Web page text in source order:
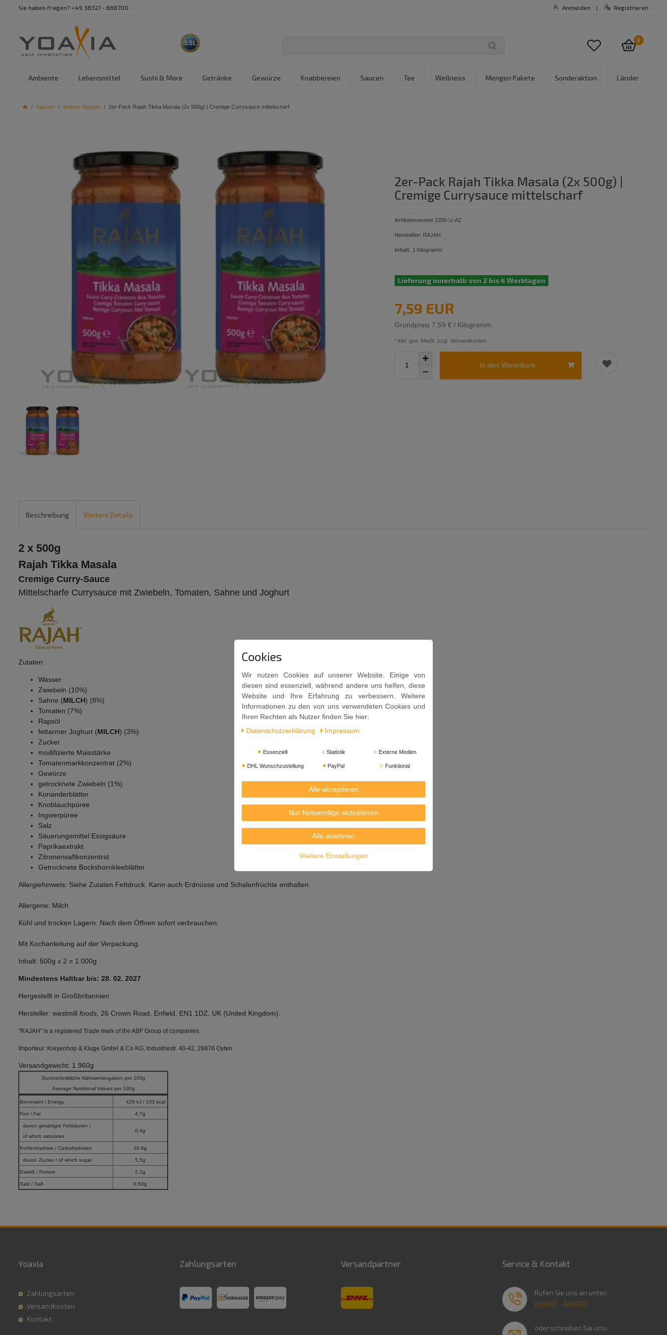
Sie haben Fragen? +49 38321 - 688700 Anmelden | Registrieren
0
Ambiente Lebensmittel Sushi & More Getränke Gewürze Knabbereien Saucen Tee Wellness Mengen Pakete Sonderaktion Länder
Saucen weitere Saucen 2er-Pack Rajah Tikka Masala (2x 500g) | Cremige Currysauce mittelscharf
2er-Pack Rajah Tikka Masala (2x 500g) |
Cremige Currysauce mittelscharf
Artikelnummer 2205-U-A2
Hersteller: RAJAH
Inhalt: 1 Kilogramm
Lieferung innerhalb von 2 bis 4 Werktagen
7,59 EUR
Grundpreis 7,59 € / Kilogramm
* inkl. ges. MwSt. zzgl. Versandkosten
In den Warenkorb
Beschreibung Weitere Details
2 x 500g
Rajah Tikka Masala
Cremige Curry-Sauce
Mittelscharfe Currysauce mit Zwiebeln, Tomaten, Sahne und Joghurt
Zutaten:
Wasser
Zwiebeln (10%)
Sahne (MILCH) (8%)
Tomaten (7%)
Rapsöl
fettarmer Joghurt (MILCH) (3%)
Zucker
modifizierte Maisstärke
Tomatenmarkkonzentrat (2%)
Gewürze
getrocknete Zwiebeln (1%)
Korianderblätter
Knoblauchpüree
Ingwerpüree
Salz
Säuerungsmittel Essigsäure
Paprikaextrakt
Zitronensaftkonzentrat
Getrocknete Bockshornkleeblätter
Allergiehinweis: Siehe Zutaten Fettdruck. Kann auch Erdnüsse und Schalenfrüchte enthalten.
Allergene: Milch
Kühl und trocken Lagern. Nach dem Öffnen sofort verbrauchen.
Mit Kochanleitung auf der Verpackung.
Inhalt: 500g x 2 = 1.000g
Mindestens Haltbar bis: 28. 02. 2027
Hergestellt in Großbritannien
Hersteller: westmill foods, 26 Crown Road, Enfield, EN1 1DZ, UK (United Kingdom).
"RAJAH" is a registered Trade mark of the ABF Group of companies.
Importeur: Kreyenhop & Kluge GmbH & Co KG, Industriestr. 40-42, 28876 Oyten
Versandgewicht: 1.960g
Durchschnittliche Nährwertangaben pro 100g
Average Nutritional Values per 100g
Brennwert / Energy 429 kJ / 103 kcal
Fett / Fat 4,7g
davon gesättigte Fettsäuren /
of which saturates
0,4g
Kohlenhydrate / Carbohydrates 10,6g
davon Zucker / of which sugar 5,5g
Eiweiß / Protein 2,2g
Salz / Salt 0,83g
Yoaxia
Zahlungsarten
Versandkosten
Kontakt
Zahlungsarten Versandpartner Service & Kontakt
Rufen Sie uns an unter:
038321 - 688700
oder schreiben Sie uns:
Cookies
Wir nutzen Cookies auf unserer Website. Einige von
diesen sind essenziell, während andere uns helfen, diese
Website und Ihre Erfahrung zu verbessern. Weitere
Informationen zu den von uns verwendeten Cookies und
Ihren Rechten als Nutzer finden Sie hier:
Daten­schutz­erklärung
Impressum
Essenziell Statistik Externe Medien
DHL Wunschzustellung PayPal Funktional
Alle akzeptieren
Nur Notwendige akzeptieren
Alle ablehnen
Weitere Einstellungen